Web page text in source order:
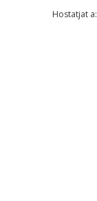
Comentari *
Hostatjat a: